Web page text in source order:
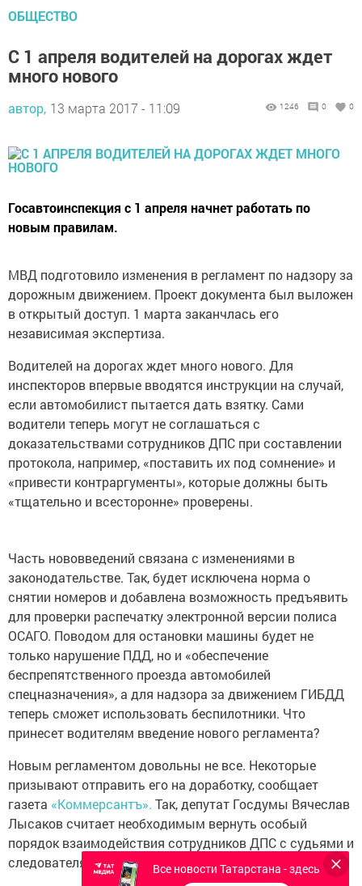
ОБЩЕСТВО
С 1 апреля водителей на дорогах ждет
много нового
автор, 13 марта 2017 - 11:09 1246 0 0
Госавтоинспекция с 1 апреля начнет работать по
новым правилам.
МВД подготовило изменения в регламент по надзору за
дорожным движением. Проект документа был выложен
в открытый доступ. 1 марта заканчлась его
независимая экспертиза.
Водителей на дорогах ждет много нового. Для
инспекторов впервые вводятся инструкции на случай,
если автомобилист пытается дать взятку. Сами
водители теперь могут не соглашаться с
доказательствами сотрудников ДПС при составлении
протокола, например, «поставить их под сомнение» и
«привести контраргументы», которые должны быть
«тщательно и всесторонне» проверены.
Часть нововведений связана с изменениями в
законодательстве. Так, будет исключена норма о
снятии номеров и добавлена возможность предъявить
для проверки распечатку электронной версии полиса
ОСАГО. Поводом для остановки машины будет не
только нарушение ПДД, но и «обеспечение
беспрепятственного проезда автомобилей
спецназначения», а для надзора за движением ГИБДД
теперь сможет использовать беспилотники. Что
принесет водителям введение нового регламента?
Новым регламентом довольны не все. Некоторые
призывают отправить его на доработку, сообщает
газета «Коммерсантъ». Так, депутат Госдумы Вячеслав
Лысаков считает необходимым вернуть особый
порядок взаимодействия сотрудников ДПС с судьями и
следователями.
Все новости Татарстана - здесь